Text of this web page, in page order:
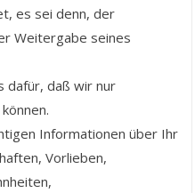
es sei denn, der
Weitergabe seines
dafür, daß wir nur
Informationen über Ihr
Vorlieben,